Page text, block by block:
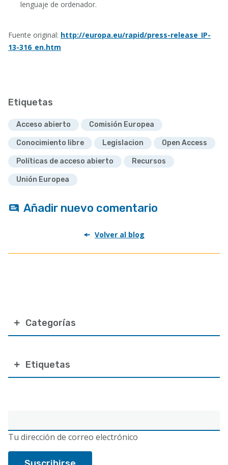
electrónico
Tu dirección de correo electrónico
Categorías
Etiquetas
lenguaje de ordenador.
Fuente original: http://europa.eu/rapid/press-release_IP-
13-316_en.htm
Etiquetas
Acceso abierto Comisión Europea
Conocimiento libre Legislacion Open Access
Políticas de acceso abierto Recursos
Unión Europea
Añadir nuevo comentario
Volver al blog